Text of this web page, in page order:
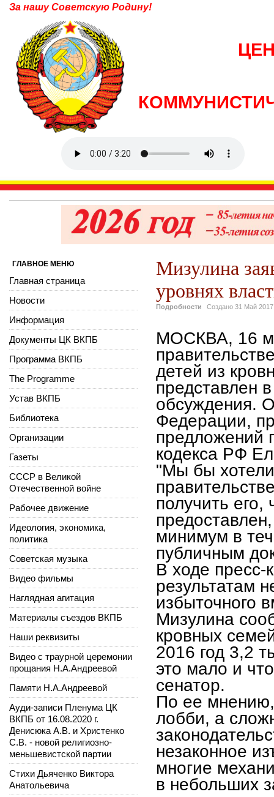
За нашу Советскую Родину!
Мизулина
уровнях
Подробности Создано 31 Май 2017
МОСКВА, 16
детей из
представлен
обсуждения.
Федерации,
предложений
кодекса РФ
"Мы бы хотели
получить
минимум в
публичным
В ходе
результатам
избыточного
Мизулина
кровных
2016 год 3,2
это мало и
сенатор.
По ее
лобби, а
незаконное
многие
в небольших
ГЛАВНОЕ МЕНЮ
Главная страница
Новости
Информация
Документы ЦК ВКПБ
Программа ВКПБ
The Programme
Устав ВКПБ
Библиотека
Организации
Газеты
СССР в Великой
Отечественной войне
Рабочее движение
Идеология, экономика,
политика
Советская музыка
Видео фильмы
Наглядная агитация
Материалы съездов ВКПБ
Наши реквизиты
Видео с траурной церемонии
прощания Н.А.Андреевой
Памяти Н.А.Андреевой
Ауди-записи Пленума ЦК
ВКПБ от 16.08.2020 г.
Денисюка А.В. и Христенко
С.В. - новой религиозно-
меньшевистской партии
Стихи Дьяченко Виктора
Анатольевича